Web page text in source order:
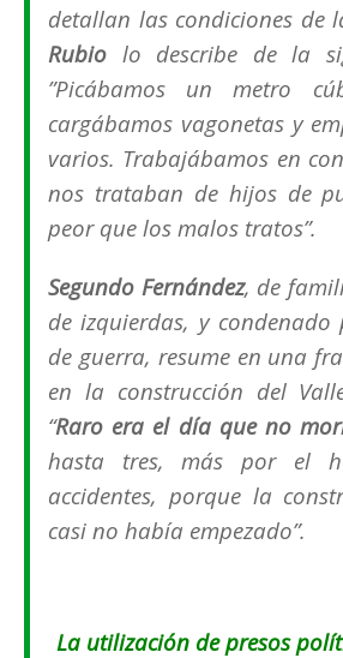
detallan las condiciones de
Rubio lo describe de la
”Picábamos un metro
cargábamos vagonetas y
varios. Trabajábamos en
nos trataban de hijos de
peor que los malos tratos”.
Segundo Fernández, de
de izquierdas, y condenado
de guerra, resume en una
en la construcción del
“Raro era el día que no
hasta tres, más por el
accidentes, porque la
casi no había empezado”.
La utilización de presos